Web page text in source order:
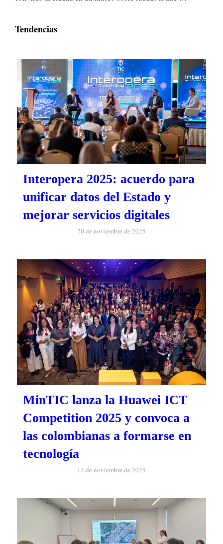
Tendencias
Interopera 2025: acuerdo para
unificar datos del Estado y
mejorar servicios digitales
20 de noviembre de 2025
MinTIC lanza la Huawei ICT
Competition 2025 y convoca a
las colombianas a formarse en
tecnología
14 de noviembre de 2025